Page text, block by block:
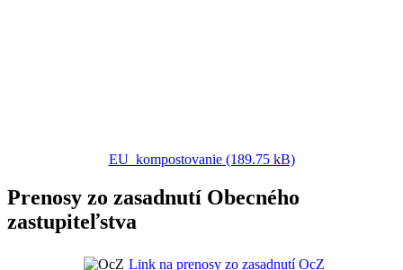
EU_kompostovanie (189.75 kB)
Prenosy zo zasadnutí Obecného
zastupiteľstva
Link na prenosy zo zasadnutí OcZ